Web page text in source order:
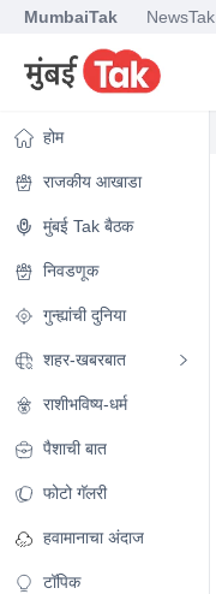
MumbaiTak NewsTak
होम
राजकीय आखाडा
मुंबई Tak बैठक
निवडणूक
गुन्ह्यांची दुनिया
शहर-खबरबात
राशीभविष्य-धर्म
पैशाची बात
फोटो गॅलरी
हवामानाचा अंदाज
टॉपिक